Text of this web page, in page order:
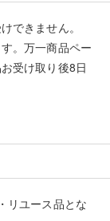
できません。
。万一商品ペー
受け取り後8日
の返品はお受け
は承ることがで
リユース品とな